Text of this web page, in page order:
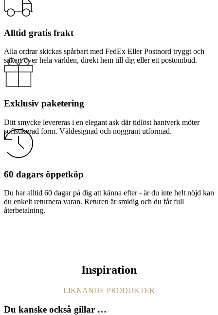
Alltid gratis frakt
Alla ordrar skickas spårbart med FedEx Eller Postnord tryggt och
säkert över hela världen, direkt hem till dig eller ett postombud.
Exklusiv paketering
Ditt smycke levereras i en elegant ask där tidlöst hantverk möter
sofistikerad form. Väldesignad och noggrant utformad.
60 dagars öppetköp
Du har alltid 60 dagar på dig att känna efter - är du inte helt nöjd kan
du enkelt returnera varan. Returen är smidig och du får full
återbetalning.
Inspiration
LIKNANDE PRODUKTER
Du kanske också gillar …